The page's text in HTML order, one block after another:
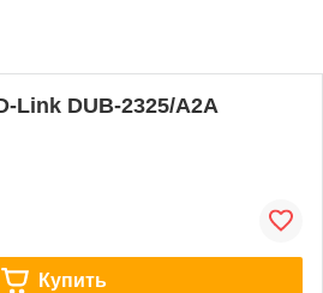
Link DUB-2325/A2A
Купить